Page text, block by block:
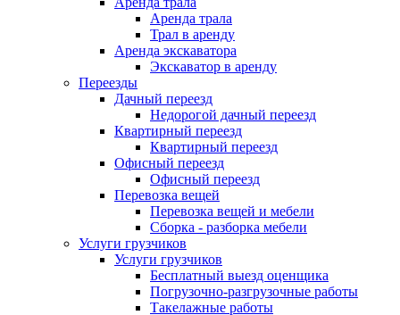
Аренда трала
Трал в аренду
Аренда экскаватора
Экскаватор в аренду
Переезды
Дачный переезд
Недорогой дачный переезд
Квартирный переезд
Квартирный переезд
Офисный переезд
Офисный переезд
Перевозка вещей
Перевозка вещей и мебели
Сборка - разборка мебели
Услуги грузчиков
Услуги грузчиков
Бесплатный выезд оценщика
Погрузочно-разгрузочные работы
Такелажные работы